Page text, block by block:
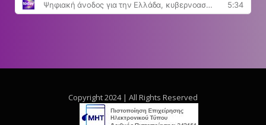
Copyright 2024 | All Rights Reserved